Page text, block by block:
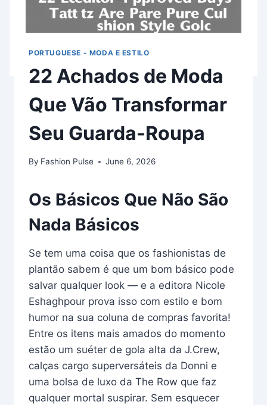
PORTUGUESE - MODA E ESTILO
22 Achados de Moda
Que Vão Transformar
Seu Guarda-Roupa
By Fashion Pulse June 6, 2026
Os Básicos Que Não São
Nada Básicos
Se tem uma coisa que os fashionistas de
plantão sabem é que um bom básico pode
salvar qualquer look — e a editora Nicole
Eshaghpour prova isso com estilo e bom
humor na sua coluna de compras favorita!
Entre os itens mais amados do momento
estão um suéter de gola alta da J.Crew,
calças cargo superversáteis da Donni e
uma bolsa de luxo da The Row que faz
qualquer mortal suspirar. Sem esquecer